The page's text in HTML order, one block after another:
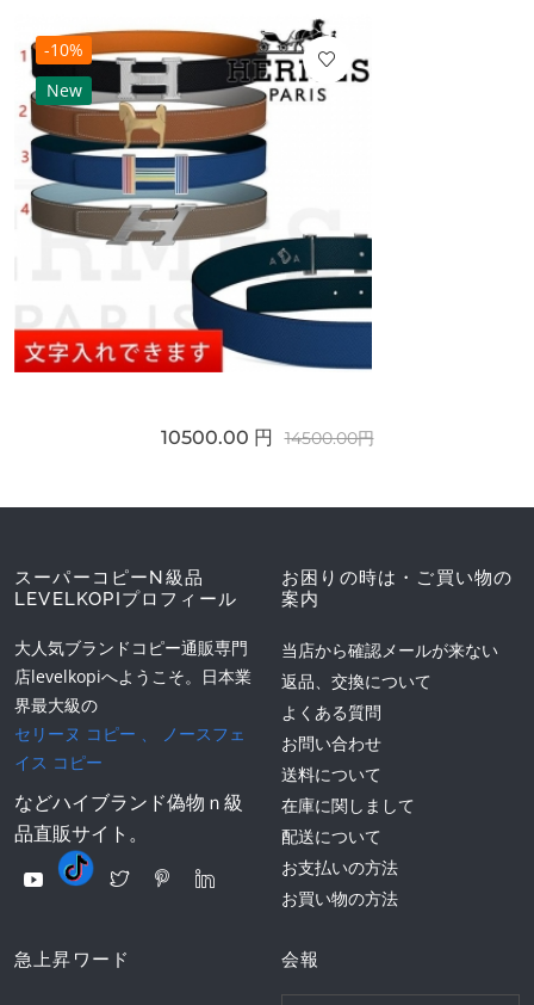
-10%
New
10500.00 円 14500.00円
スーパーコピーN級品
LEVELKOPIプロフィール
大人気ブランドコピー通販専門
店levelkopiへようこそ。日本業
界最大級の
セリーヌ コピー 、
ノースフェ
イス コピー
などハイブランド偽物ｎ級
品直販サイト。
お困りの時は・ご買い物の
案内
当店から確認メールが来ない
返品、交換について
よくある質問
お問い合わせ
送料について
在庫に関しまして
配送について
お支払いの方法
お買い物の方法
急上昇ワード 会報